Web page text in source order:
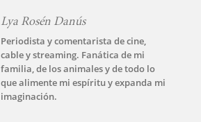
Lya Rosén Danús
Periodista y comentarista de cine,
cable y streaming. Fanática de mi
familia, de los animales y de todo lo
que alimente mi espíritu y expanda mi
imaginación.